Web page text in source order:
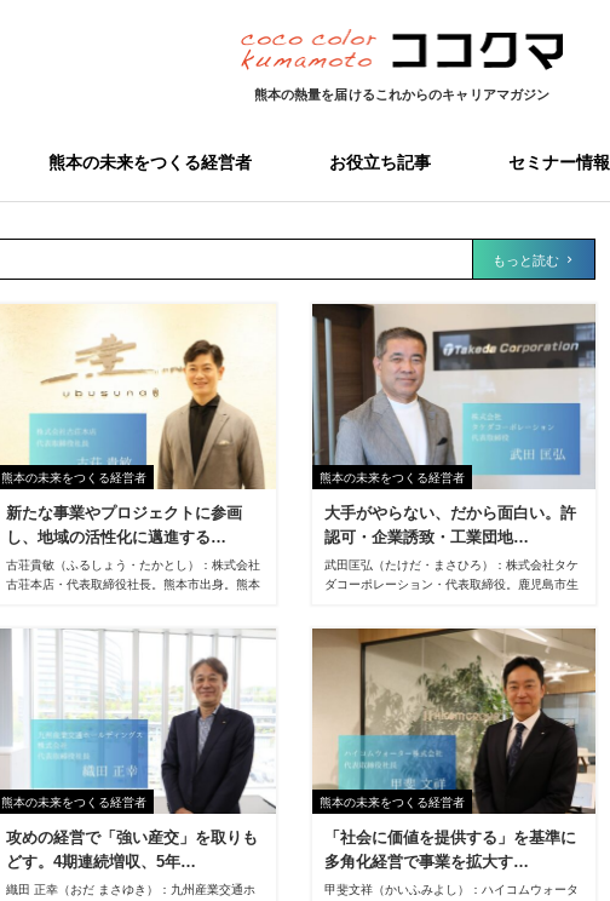
熊本の熱量を届けるこれからのキャリアマガジン
熊本の未来をつくる経営者 お役立ち記事 セミナー情報
もっと読む
熊本の未来をつくる経営者
新たな事業やプロジェクトに参画
し、地域の活性化に邁進する…
古荘貴敏（ふるしょう・たかとし）：株式会社
古荘本店・代表取締役社長。熊本市出身。熊本
として充実した時期を過ごす。05年古荘本店入
社、開発事業部にて新規事業開発及び法人営業
を担当。11年4月常務取締役、15年3月専務取
締役を経て、17年5月、創業140周年・新社屋
完成と同年に、6代目代表取締役社長に就任す
る。社外では熊本商工会議所副会頭、くまもと
ファッション協会会長を務め、地域経済の発展
にも力を注いでいる。
熊本の未来をつくる経営者
大手がやらない、だから面白い。許
認可・企業誘致・工業団地…
武田匡弘（たけだ・まさひろ）：株式会社タケ
ダコーポレーション・代表取締役。鹿児島市生
る。その後、建設会社へ転職し7年間にわたり
営業・現場実務を経験。1995年31歳で起業。
2000年に株式会社タケダコーポレーションを
設立し、代表取締役に就任。2021年には福岡
に株式会社タケダコーポレーション九州を設
立、九州全域をカバーする二拠点体制を構築。
現在に至る。
熊本の未来をつくる経営者
攻めの経営で「強い産交」を取りも
どす。4期連続増収、5年…
織田 正幸（おだ まさゆき）：九州産業交通ホ
熊本の未来をつくる経営者
「社会に価値を提供する」を基準に
多角化経営で事業を拡大す…
甲斐文祥（かいふみよし）：ハイコムウォータ